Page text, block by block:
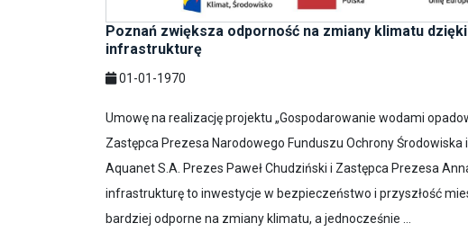
Poznań zwiększa odporność na zmiany klimatu
infrastrukturę
01-01-1970
Umowę na realizację projektu „Gospodarowanie wodami
Zastępca Prezesa Narodowego Funduszu Ochrony
Aquanet S.A. Prezes Paweł Chudziński i Zastępca Prezesa
infrastrukturę to inwestycje w bezpieczeństwo i przyszłość
bardziej odporne na zmiany klimatu, a jednocześnie ...